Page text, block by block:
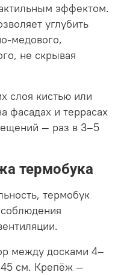
эффектом.
углубить
медового,
не скрывая
слоя кистью или
фасадах и террасах
— раз в 3–5
термобука
термобук
между досками 4–
см. Крепёж —